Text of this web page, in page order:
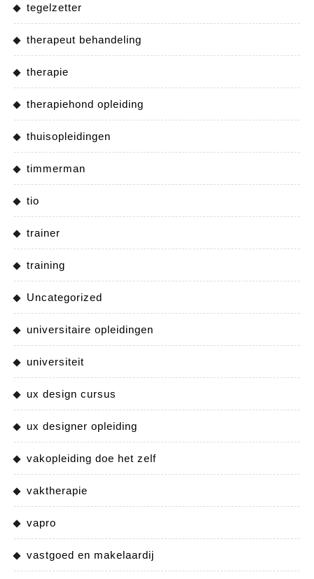
tegelzetter
therapeut behandeling
therapie
therapiehond opleiding
thuisopleidingen
timmerman
tio
trainer
training
Uncategorized
universitaire opleidingen
universiteit
ux design cursus
ux designer opleiding
vakopleiding doe het zelf
vaktherapie
vapro
vastgoed en makelaardij